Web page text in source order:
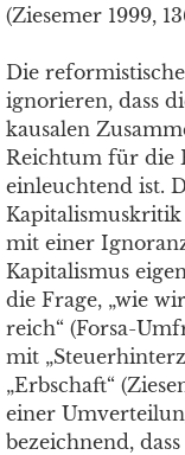
(Ziesemer 1999,
Die
ignorieren, dass
kausalen
Reichtum für die
einleuchtend ist.
mit einer
Kapitalismus
die Frage, „wie
reich“ (Forsa-
mit
„Erbschaft“
einer
bezeichnend,